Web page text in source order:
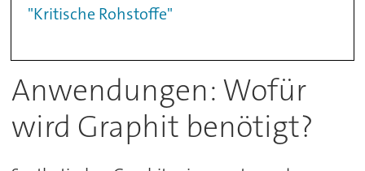
"Kritische Rohstoffe"
Anwendungen: Wofür
wird Graphit benötigt?